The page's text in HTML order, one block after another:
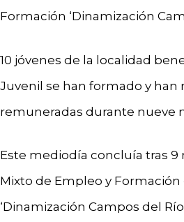
Formación ‘Dinamización
10 jóvenes de la localidad
Juvenil se han formado y han
remuneradas durante nueve
Este mediodía concluía tras 9
Mixto de Empleo y
‘Dinamización Campos del